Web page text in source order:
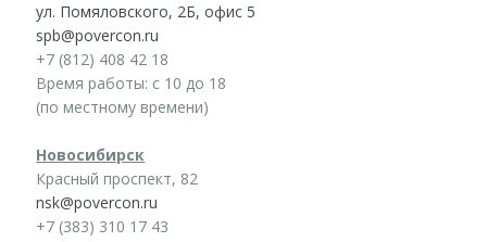
ул. Помяловского, 2Б, офис 5
spb@povercon.ru
+7 (812) 408 42 18
Время работы: с 10 до 18
(по местному времени)
Новосибирск
Красный проспект, 82
nsk@povercon.ru
+7 (383) 310 17 43